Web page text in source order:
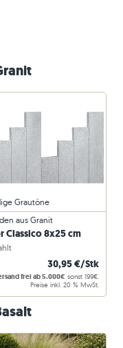
aus Granit
Classico 8x25 cm
30,95 €/Stk
frei ab 5.000€ sonst 199€.
Preise inkl. 20 % MwSt.
Grautöne